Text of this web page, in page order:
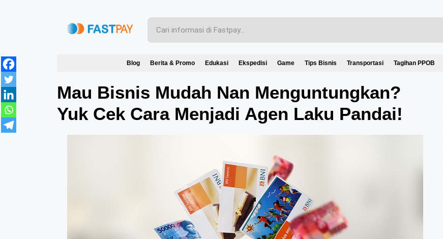
Blog Berita & Promo Edukasi Ekspedisi Game Tips Bisnis Transportasi Tagihan PPOB
Mau Bisnis Mudah Nan Menguntungkan?
Yuk Cek Cara Menjadi Agen Laku Pandai!